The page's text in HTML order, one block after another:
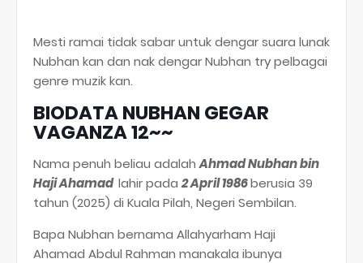
Mesti ramai tidak sabar untuk dengar suara lunak
Nubhan kan dan nak dengar Nubhan try pelbagai
genre muzik kan.
BIODATA NUBHAN GEGAR
VAGANZA 12~~
Nama penuh beliau adalahAhmad Nubhan bin
Haji Ahamad lahir pada2 April 1986berusia 39
tahun (2025) di Kuala Pilah, Negeri Sembilan.
Bapa Nubhan bernama Allahyarham Haji
Ahamad Abdul Rahman manakala ibunya